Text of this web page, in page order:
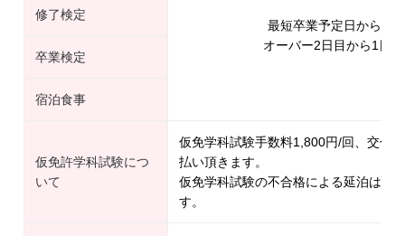
最短卒業予定日から1
オーバー2日目から1日
修了検定
卒業検定
宿泊食事
仮免許学科試験につ
いて
仮免学科試験手数料1,800円/回、交付
払い頂きます。
仮免学科試験の不合格による延泊は1
す。